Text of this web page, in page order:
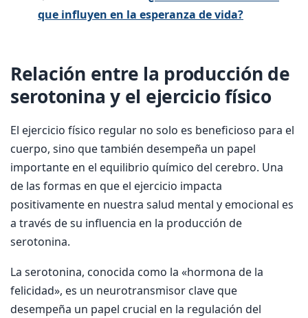
que influyen en la esperanza de vida?
Relación entre la producción de
serotonina y el ejercicio físico
El ejercicio físico regular no solo es beneficioso para el
cuerpo, sino que también desempeña un papel
importante en el equilibrio químico del cerebro. Una
de las formas en que el ejercicio impacta
positivamente en nuestra salud mental y emocional es
a través de su influencia en la producción de
serotonina.
La serotonina, conocida como la «hormona de la
felicidad», es un neurotransmisor clave que
desempeña un papel crucial en la regulación del